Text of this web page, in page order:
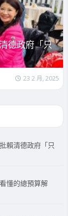
德政府「只
23 2 月, 2025
賴清德政府「只
懂的總預算解